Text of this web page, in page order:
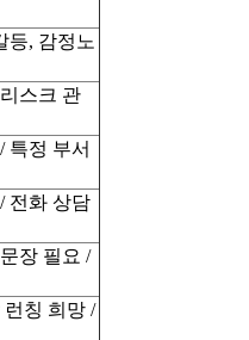
등, 감정노
스크 관
특정 부서
전화 상담
장 필요 /
런칭 희망 /